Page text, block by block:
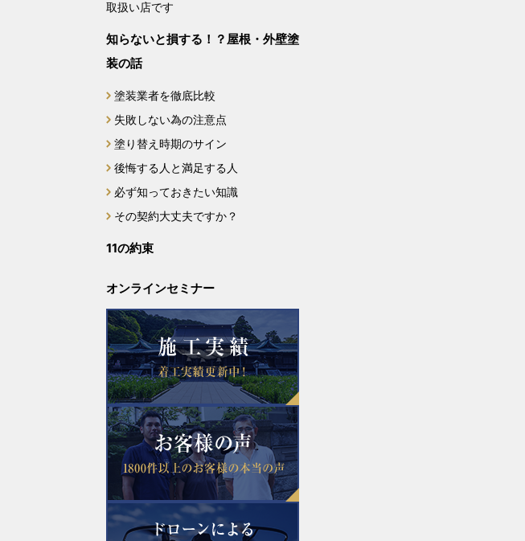
取扱い店です
知らないと損する！？屋根・外壁塗
装の話
塗装業者を徹底比較
失敗しない為の注意点
塗り替え時期のサイン
後悔する人と満足する人
必ず知っておきたい知識
その契約大丈夫ですか？
11の約束
オンラインセミナー